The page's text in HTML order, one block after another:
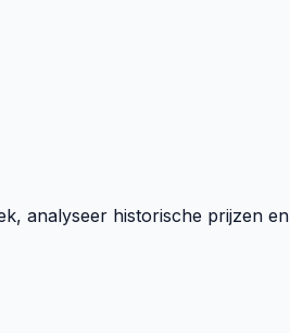
analyseer historische prijzen